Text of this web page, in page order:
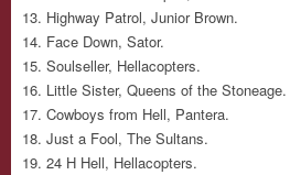
Highway Patrol, Junior Brown.
Face Down, Sator.
Soulseller, Hellacopters.
Little Sister, Queens of the Stoneage.
Cowboys from Hell, Pantera.
Just a Fool, The Sultans.
24 H Hell, Hellacopters.